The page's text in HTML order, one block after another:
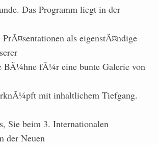
Das Programm liegt in der
als eigenstÃ¤ndige
BÃ¼hne fÃ¼r eine bunte Galerie von
mit inhaltlichem Tiefgang.
Sie beim 3. Internationalen
der Neuen